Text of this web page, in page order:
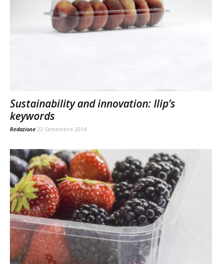
Sustainability and innovation: Ilip’s
keywords
Redazione 23 Settembre 2014